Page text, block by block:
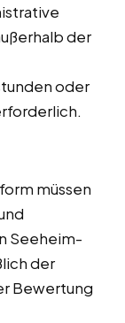
der
oder
müssen
Seeheim-
der
Bewertung